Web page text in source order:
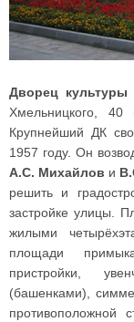
Дворец
Хмельницкого , 40
Крупнейший ДК
1957 году. Он
А.С. Михайлов и
решить и
застройке улицы.
жилыми
площади
пристройки,
(башенками),
противоположной